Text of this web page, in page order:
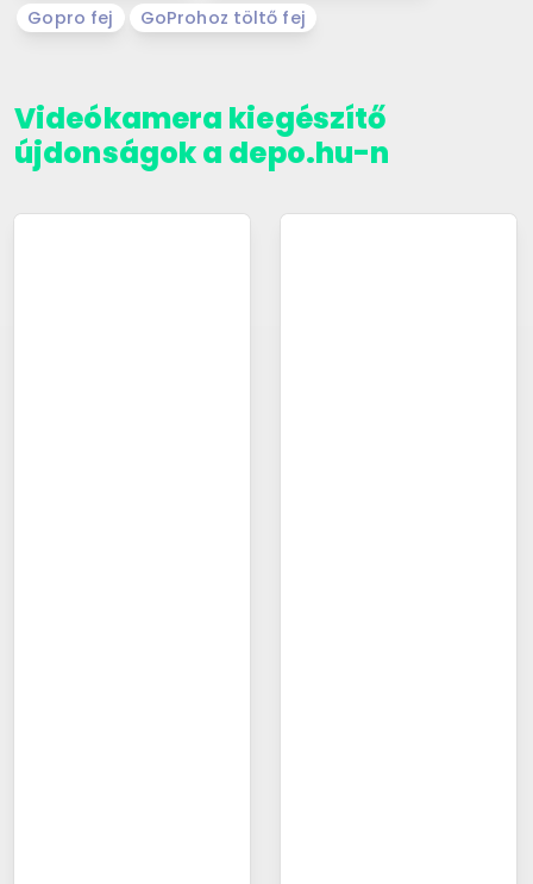
Gopro fej
GoProhoz töltő fej
Videókamera kiegészítő
újdonságok a depo.hu-n